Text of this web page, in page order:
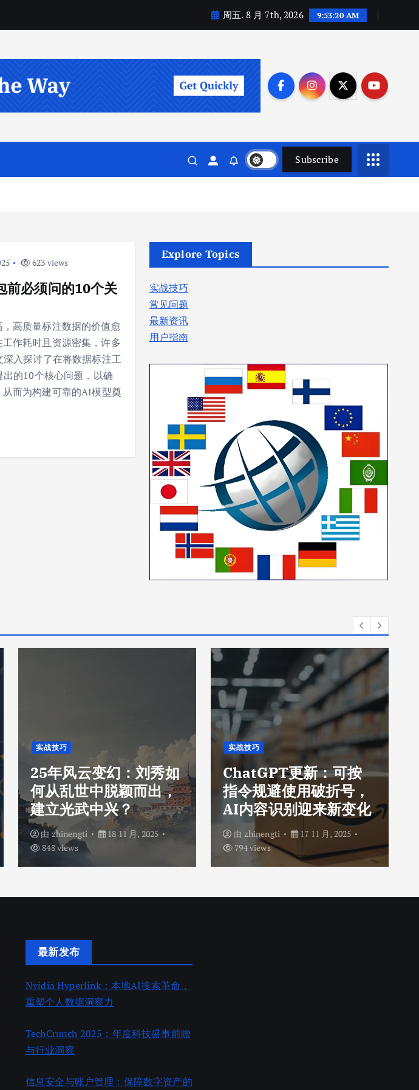
周五. 8 月 7th, 2026 9:53:21 AM
Subscribe
623 views
前必须问的10个关
高质量标注数据的价值愈
作耗时且资源密集，许多
入探讨了在将数据标注工
的10个核心问题，以确
而为构建可靠的AI模型奠
Explore Topics
实战技巧
常见问题
最新资讯
用户指南
实战技巧
25年风云变幻：刘秀如
何从乱世中脱颖而出，
建立光武中兴？
由 zhinengti
18 11 月, 2025
848 views
实战技巧
ChatGPT更新：可按
指令规避使用破折号，
AI内容识别迎来新变化
由 zhinengti
17 11 月, 2025
794 views
最新发布
Nvidia Hyperlink：本地AI搜索革命，
重塑个人数据洞察力
TechCrunch 2025：年度科技盛事前瞻
与行业洞察
信息安全与账户管理：保障数字资产的